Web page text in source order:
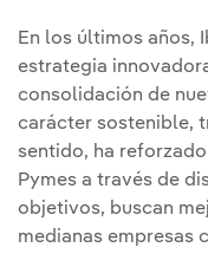
En los últimos años,
estrategia
consolidación de
carácter sostenible,
sentido, ha
Pymes a través de
objetivos, buscan
medianas empresas